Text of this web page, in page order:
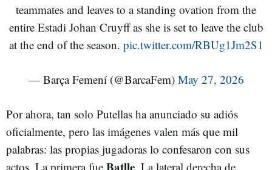
teammates and leaves to a standing ovation from the
entire Estadi Johan Cruyff as she is set to leave the club
at the end of the season. pic.twitter.com/RBUg1Jm2S1
— Barça Femení (@BarcaFem) May 27, 2026
Por ahora, tan solo Putellas ha anunciado su adiós
oficialmente, pero las imágenes valen más que mil
palabras: las propias jugadoras lo confesaron con sus
actos. La primera fue Batlle. La lateral derecha de